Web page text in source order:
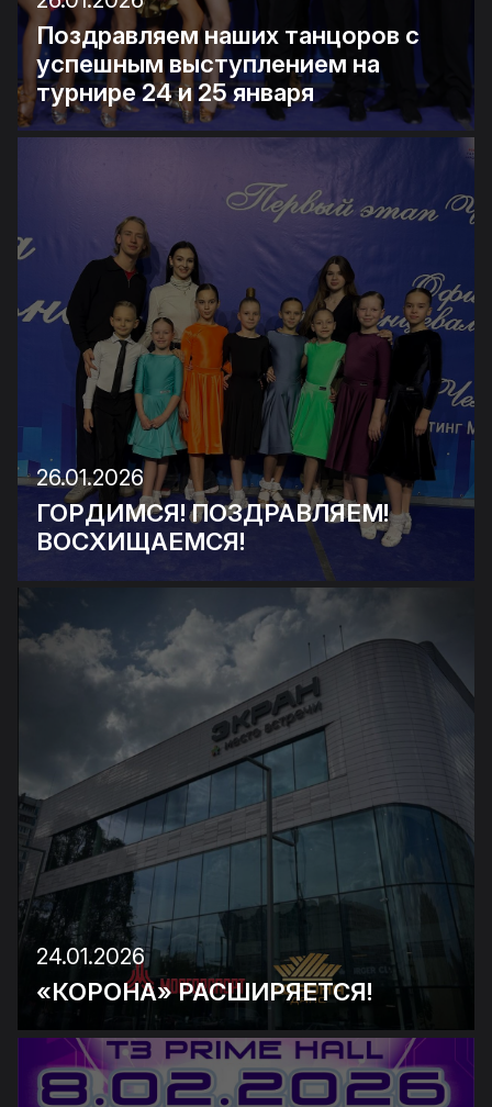
Поздравляем наших танцоров с
успешным выступлением на
турнире 24 и 25 января
26.01.2026
ГОРДИМСЯ! ПОЗДРАВЛЯЕМ!
ВОСХИЩАЕМСЯ!
24.01.2026
«КОРОНА» РАСШИРЯЕТСЯ!